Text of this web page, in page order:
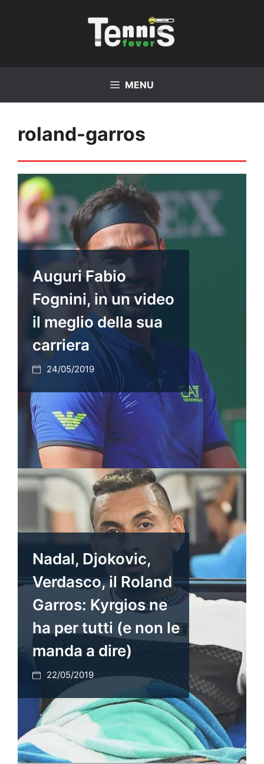
MENU
roland-garros
Auguri Fabio
Fognini, in un video
il meglio della sua
carriera
24/05/2019
Nadal, Djokovic,
Verdasco, il Roland
Garros: Kyrgios ne
ha per tutti (e non le
manda a dire)
22/05/2019